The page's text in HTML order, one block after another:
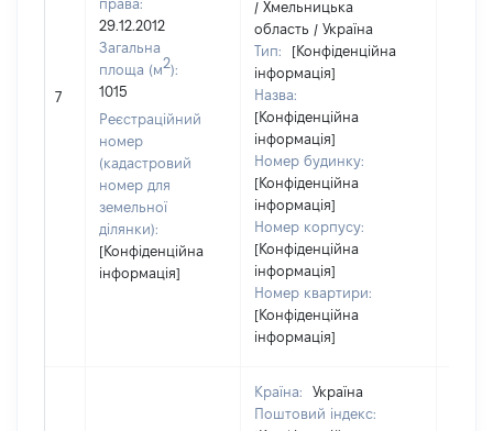
7
права:
29.12.2012
Загальна
площа (м2):
1015
Реєстраційний
номер
(кадастровий
номер для
земельної
ділянки):
[Конфіденційна
інформація]
/ Хмельницька
область / Україна
Тип:
[Конфіденційна
інформація]
Назва:
[Конфіденційна
інформація]
Номер будинку:
[Конфіденційна
інформація]
Номер корпусу:
[Конфіденційна
інформація]
Номер квартири:
[Конфіденційна
інформація]
Країна:
Україна
Поштовий індекс: